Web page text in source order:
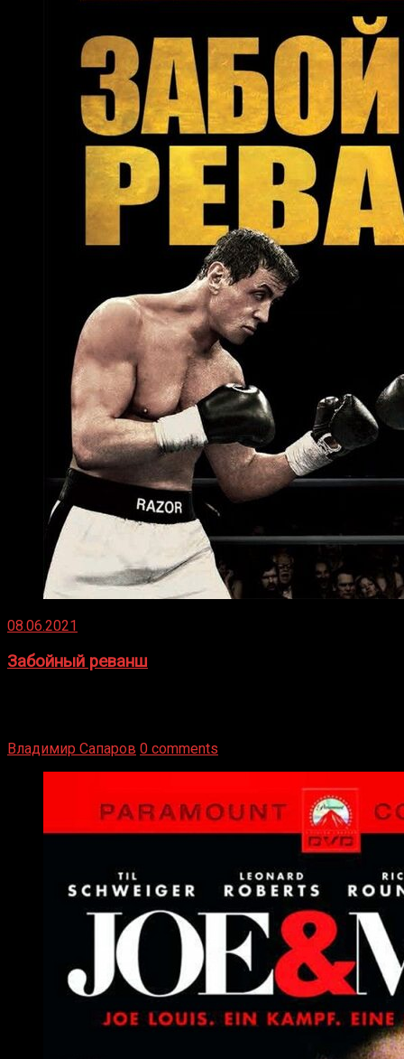
08.06.2021
Забойный реванш
Владимир Сапаров 0 comments